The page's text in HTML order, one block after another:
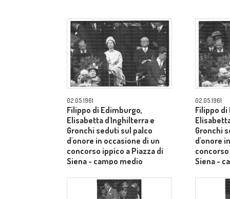
02.05.1961
Filippo di Edimburgo,
Elisabetta d'Inghilterra e
Gronchi seduti sul palco
d'onore in occasione di un
concorso ippico a Piazza di
Siena - campo medio
02.05.1961
Filippo di
Gronchi
d'onore
Siena -